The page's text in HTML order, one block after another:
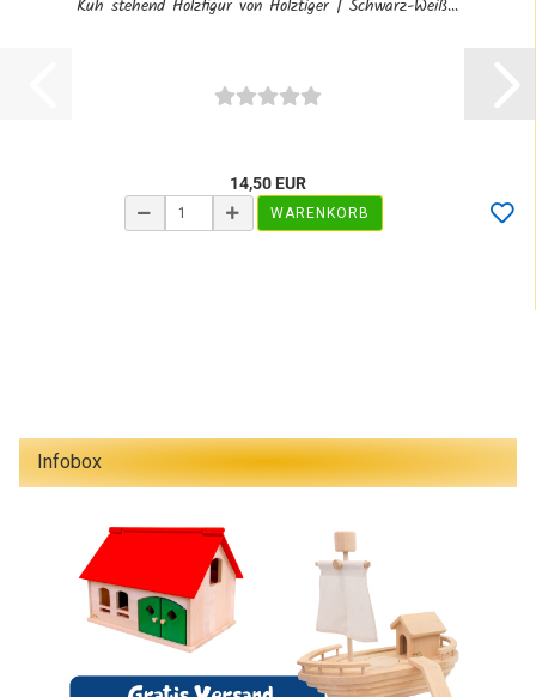
Kuh stehend Holzfigur von Holztiger | Schwarz-Weiß...
14,50 EUR
WARENKORB
Infobox